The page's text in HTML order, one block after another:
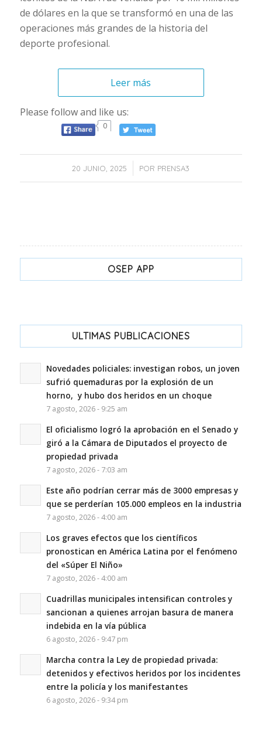
de dólares en la que se transformó en una de las
operaciones más grandes de la historia del
deporte profesional.
Leer más
Please follow and like us:
0
20 JUNIO, 2025
/ POR PRENSA3
OSEP APP
ULTIMAS PUBLICACIONES
Novedades policiales: investigan robos, un joven
sufrió quemaduras por la explosión de un
horno, y hubo dos heridos en un choque
7 agosto, 2026 - 9:25 am
El oficialismo logró la aprobación en el Senado y
giró a la Cámara de Diputados el proyecto de
propiedad privada
7 agosto, 2026 - 7:03 am
Este año podrían cerrar más de 3000 empresas y
que se perderían 105.000 empleos en la industria
7 agosto, 2026 - 4:00 am
Los graves efectos que los científicos
pronostican en América Latina por el fenómeno
del «Súper El Niño»
7 agosto, 2026 - 4:00 am
Cuadrillas municipales intensifican controles y
sancionan a quienes arrojan basura de manera
indebida en la vía pública
6 agosto, 2026 - 9:47 pm
Marcha contra la Ley de propiedad privada:
detenidos y efectivos heridos por los incidentes
entre la policía y los manifestantes
6 agosto, 2026 - 9:34 pm